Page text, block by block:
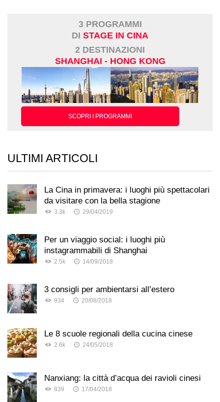
3 PROGRAMMI
DI STAGE IN CINA
2 DESTINAZIONI
SHANGHAI - HONG KONG
SCOPRI I PROGRAMMI
ULTIMI ARTICOLI
La Cina in primavera: i luoghi più spettacolari
da visitare con la bella stagione
3.3k 29/04/2019
Per un viaggio social: i luoghi più
instagrammabili di Shanghai
2.5k 14/09/2018
3 consigli per ambientarsi all’estero
934 20/08/2018
Le 8 scuole regionali della cucina cinese
2.6k 24/05/2018
Nanxiang: la città d’acqua dei ravioli cinesi
839 17/04/2018